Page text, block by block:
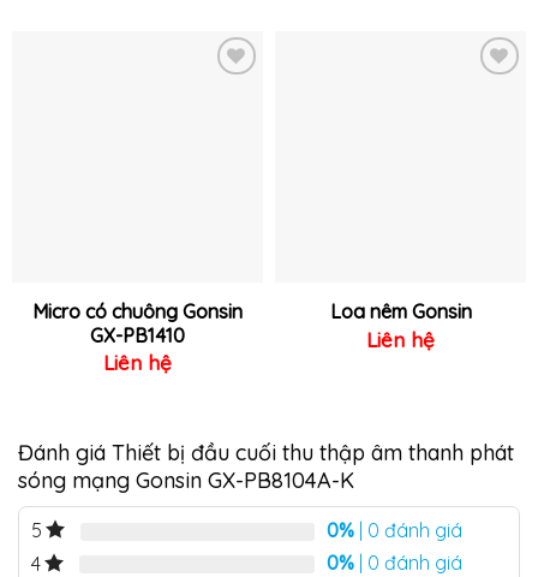
Micro có chuông Gonsin
GX-PB1410
Liên hệ
Loa nêm Gonsin
Liên hệ
Đánh giá Thiết bị đầu cuối thu thập âm thanh phát
sóng mạng Gonsin GX-PB8104A-K
5 0% | 0 đánh giá
4
0% | 0 đánh giá